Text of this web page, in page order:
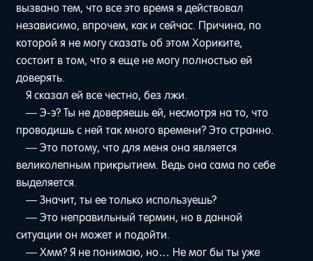
вызвано тем, что все это время я действовал
независимо, впрочем, как и сейчас. Причина, по
которой я не могу сказать об этом Хориките,
состоит в том, что я еще не могу полностью ей
доверять.
Я сказал ей все честно, без лжи.
— Э-э? Ты не доверяешь ей, несмотря на то, что
проводишь с ней так много времени? Это странно.
— Это потому, что для меня она является
великолепным прикрытием. Ведь она сама по себе
выделяется.
— Значит, ты ее только используешь?
— Это неправильный термин, но в данной
ситуации он может и подойти.
— Хмм? Я не понимаю, но… Не мог бы ты уже